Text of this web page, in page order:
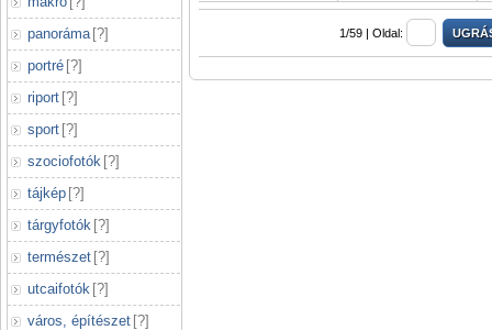
panoráma [?]
portré [?]
riport [?]
sport [?]
szociofotók [?]
tájkép [?]
tárgyfotók [?]
természet [?]
utcaifotók [?]
város, építészet [?]
1/59 | Oldal: